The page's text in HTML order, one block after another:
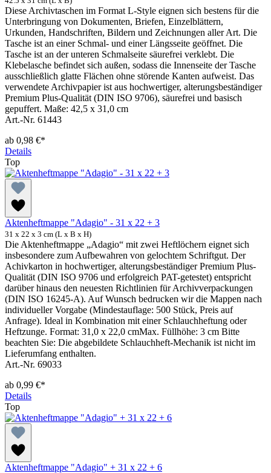
Diese Archivtaschen im Format L-Style eignen sich bestens für die
Unterbringung von Dokumenten, Briefen, Einzelblättern,
Urkunden, Handschriften, Bildern und Zeichnungen aller Art. Die
Tasche ist an einer Schmal- und einer Längsseite geöffnet. Die
Tasche ist an der unteren Schmalseite säurefrei verklebt. Die
Klebelasche befindet sich außen, sodass die Innenseite der Tasche
ausschließlich glatte Flächen ohne störende Kanten aufweist. Das
verwendete Archivpapier ist aus hochwertiger, alterungsbeständiger
Premium Plus-Qualität (DIN ISO 9706), säurefrei und basisch
gepuffert. Maße: 42,5 x 31,0 cm
Art.-Nr. 61443
ab 0,98 €*
Details
Top
Aktenheftmappe "Adagio" - 31 x 22 + 3
31 x 22 x 3 cm (L x B x H)
Die Aktenheftmappe „Adagio“ mit zwei Heftlöchern eignet sich
insbesondere zum Aufbewahren von gelochtem Schriftgut. Der
Achivkarton in hochwertiger, alterungsbeständiger Premium Plus-
Qualität (DIN ISO 9706 und erfolgreich PAT-getestet) entspricht
darüber hinaus den neuesten Richtlinien für Archivverpackungen
(DIN ISO 16245-A). Auf Wunsch bedrucken wir die Mappen nach
individueller Vorgabe (Mindestauflage: 500 Stück, Preis auf
Anfrage). Ideal in Kombination mit einer Schlauchheftung oder
Heftzunge. Format: 31,0 x 22,0 cmMax. Füllhöhe: 3 cm Bitte
beachten Sie: Die abgebildete Schlauchheft-Mechanik ist nicht im
Lieferumfang enthalten.
Art.-Nr. 69033
ab 0,99 €*
Details
Top
Aktenheftmappe "Adagio" + 31 x 22 + 6